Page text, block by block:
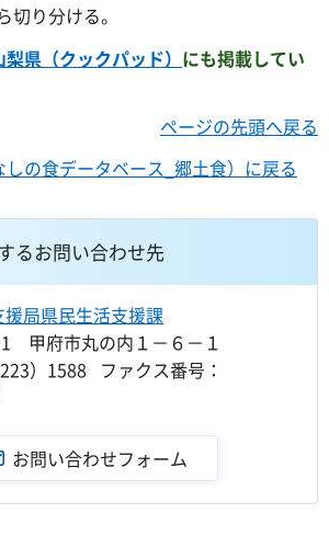
切り分ける。
県（クックパッド） にも掲載してい
ページの先頭へ戻る
の食データベース_郷土食）に戻る
るお問い合わせ先
局県民生活支援課
甲府市丸の内１－６－１
）1588 ファクス番号：